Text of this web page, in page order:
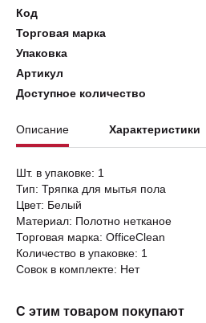
Код
Торговая марка
Упаковка
Артикул
Доступное количество
Описание Характеристики
Шт. в упаковке: 1
Тип: Тряпка для мытья пола
Цвет: Белый
Материал: Полотно нетканое
Торговая марка: OfficeClean
Количество в упаковке: 1
Совок в комплекте: Нет
С этим товаром покупают